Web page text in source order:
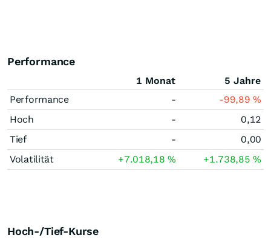
Performance
1 Monat
5 Jahre
Performance
- -99,89%
Hoch
-
0,12
Tief
-
0,00
Volatilität
+7.018,18% +1.738,85%
Hoch-/Tief-Kurse